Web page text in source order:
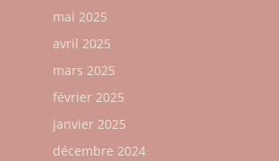
mai 2025
avril 2025
mars 2025
février 2025
janvier 2025
décembre 2024